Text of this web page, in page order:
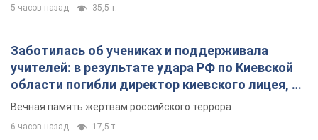
5 часов назад 35,5 т.
Заботилась об учениках и поддерживала
учителей: в результате удара РФ по Киевской
области погибли директор киевского лицея, её
муж и внук
Вечная память жертвам российского террора
6 часов назад 17,5 т.